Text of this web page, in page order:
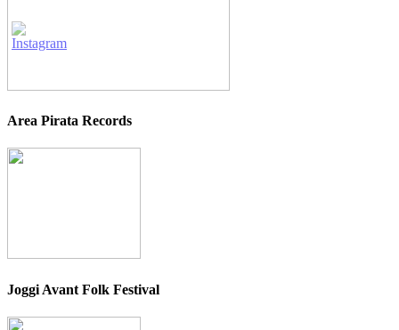
Area Pirata Records
Joggi Avant Folk Festival